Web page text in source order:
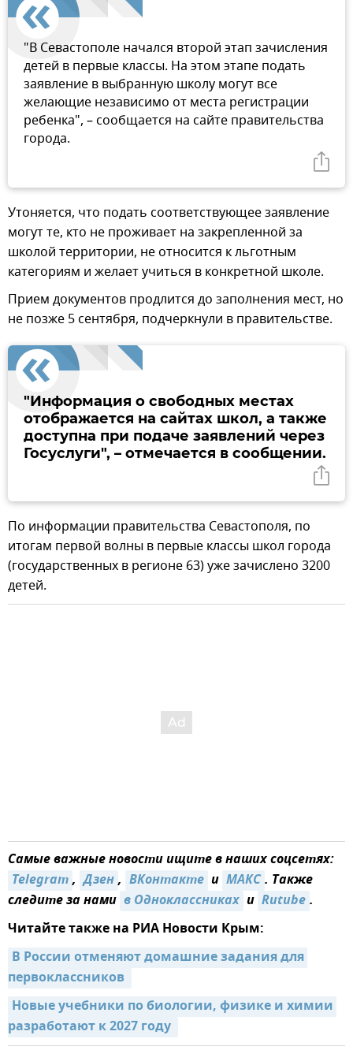
"В Севастополе начался второй этап зачисления
детей в первые классы. На этом этапе подать
заявление в выбранную школу могут все
желающие независимо от места регистрации
ребенка", – сообщается на сайте правительства
города.
Утоняется, что подать соответствующее заявление
могут те, кто не проживает на закрепленной за
школой территории, не относится к льготным
категориям и желает учиться в конкретной школе.
Прием документов продлится до заполнения мест, но
не позже 5 сентября, подчеркнули в правительстве.
"Информация о свободных местах
отображается на сайтах школ, а также
доступна при подаче заявлений через
Госуслуги", – отмечается в сообщении.
По информации правительства Севастополя, по
итогам первой волны в первые классы школ города
(государственных в регионе 63) уже зачислено 3200
детей.
Самые важные новости ищите в наших соцсетях:
Telegram, Дзен, ВКонтакте и МАКС. Также
следите за нами в Одноклассниках и Rutube.
Читайте также на РИА Новости Крым:
В России отменяют домашние задания для
первоклассников
Новые учебники по биологии, физике и химии
разработают к 2027 году